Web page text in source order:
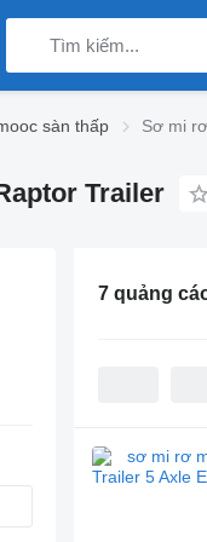
sàn thấp Sơ mi
Trailer
7 quảng